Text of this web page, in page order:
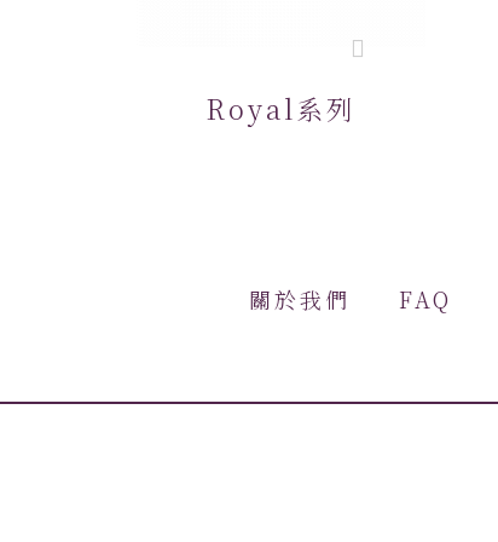
Royal系列
關於我們 FAQ